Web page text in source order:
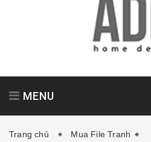
MENU
Trang chủ
Mua File Tranh